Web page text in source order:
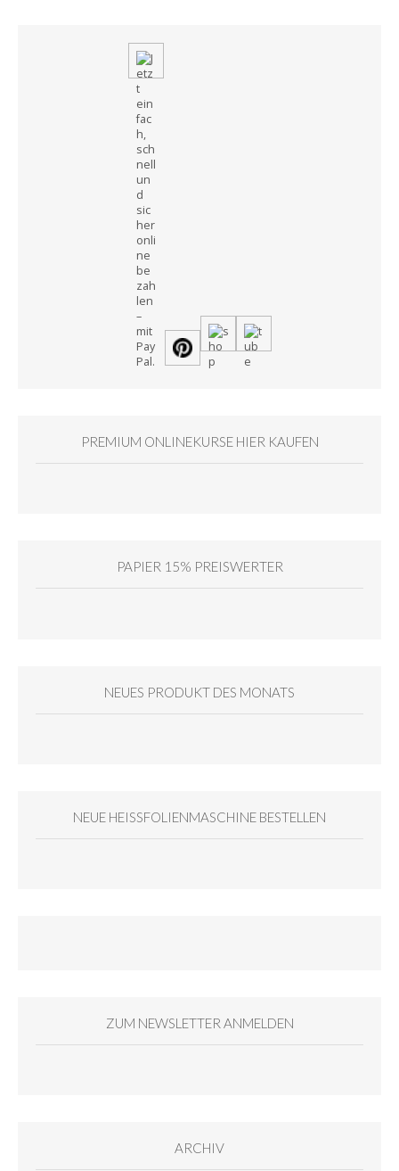
PREMIUM ONLINEKURSE HIER KAUFEN
PAPIER 15% PREISWERTER
NEUES PRODUKT DES MONATS
NEUE HEISSFOLIENMASCHINE BESTELLEN
ZUM NEWSLETTER ANMELDEN
ARCHIV